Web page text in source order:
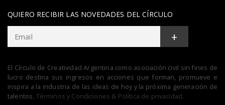
QUIERO RECIBIR LAS NOVEDADES DEL CÍRCULO
+
El Círculo de Creatividad Argentina como asociación civil sin fines de
lucro destina sus ingresos en acciones que forman, promueve e
inspira a la industria de las ideas de hoy y la próxima generación de
talentos. Términos y Condiciones & Política de privacidad.